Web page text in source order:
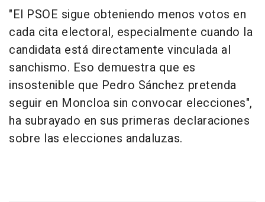
"El PSOE sigue obteniendo menos votos en
cada cita electoral, especialmente cuando la
candidata está directamente vinculada al
sanchismo. Eso demuestra que es
insostenible que Pedro Sánchez pretenda
seguir en Moncloa sin convocar elecciones",
ha subrayado en sus primeras declaraciones
sobre las elecciones andaluzas.